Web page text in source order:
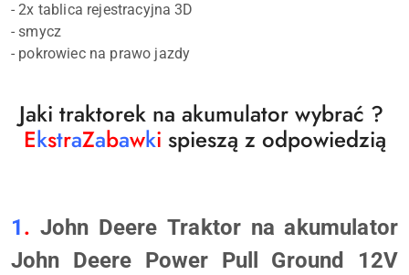
- 2x tablica rejestracyjna 3D
- smycz
- pokrowiec na prawo jazdy
Jaki traktorek na akumulator wybrać ?
EkstraZabawki spieszą z odpowiedzią
1. John DeereTraktor na akumulator
John Deere Power Pull Ground 12V